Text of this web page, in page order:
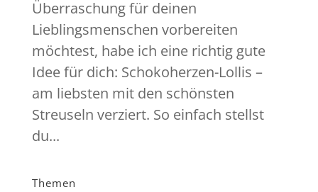
Überraschung für deinen
Lieblingsmenschen vorbereiten
möchtest, habe ich eine richtig gute
Idee für dich: Schokoherzen-Lollis –
am liebsten mit den schönsten
Streuseln verziert. So einfach stellst
du...
Themen